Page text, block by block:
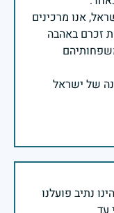
אנו מרכינים
זכרם באהבה
של ישראל
נתיב פועלנו